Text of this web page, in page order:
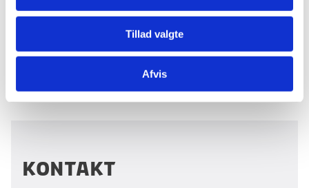
Tillad valgte
Afvis
Kontakt